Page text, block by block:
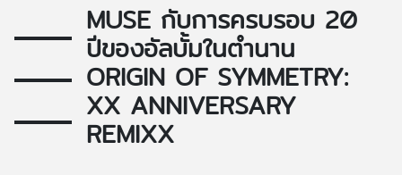
MUSE กับการครบรอบ 20
ปีของอัลบั้มในตำนาน
ORIGIN OF SYMMETRY:
XX ANNIVERSARY
REMIXX